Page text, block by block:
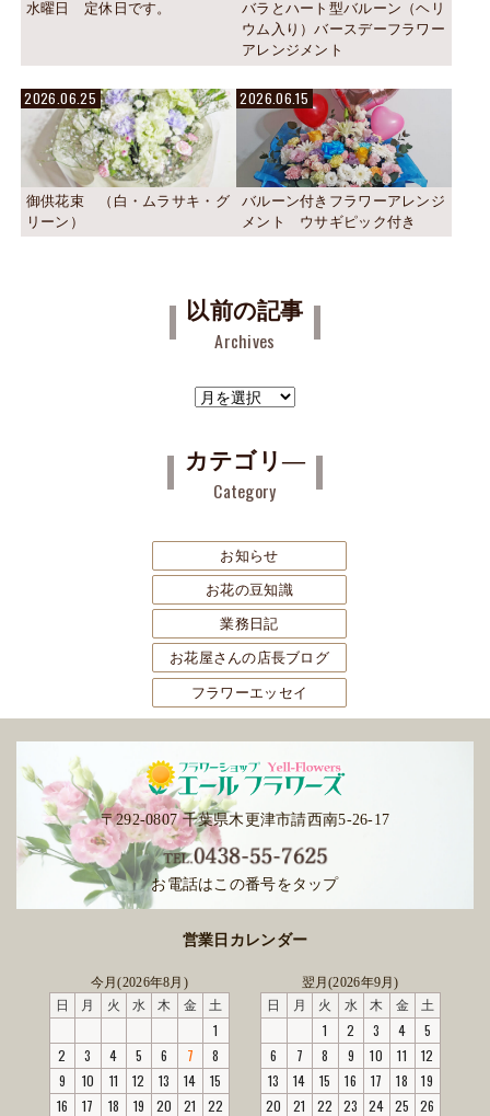
水曜日 定休日です。
バラとハート型バルーン（ヘリ
ウム入り）バースデーフラワー
アレンジメント
2026.06.25
御供花束 （白・ムラサキ・グ
リーン）
2026.06.15
バルーン付きフラワーアレンジ
メント ウサギピック付き
以前の記事
Archives
ア
イ
カテゴリ―
Category
お知らせ
お花の豆知識
業務日記
お花屋さんの店長ブログ
フラワーエッセイ
〒292-0807 千葉県木更津市請西南5-26-17
お電話はこの番号をタップ
営業日カレンダー
今月(2026年8月)
日
月 火 水 木 金 土
1
2
3 4 5 6 7
8
9
10 11 12 13 14
15
16
17 18 19 20 21 22
翌月(2026年9月)
日
月 火 水 木 金 土
1 2 3 4
5
6
7 8 9 10 11
12
13
14 15 16 17 18
19
20
21 22 23 24 25 26